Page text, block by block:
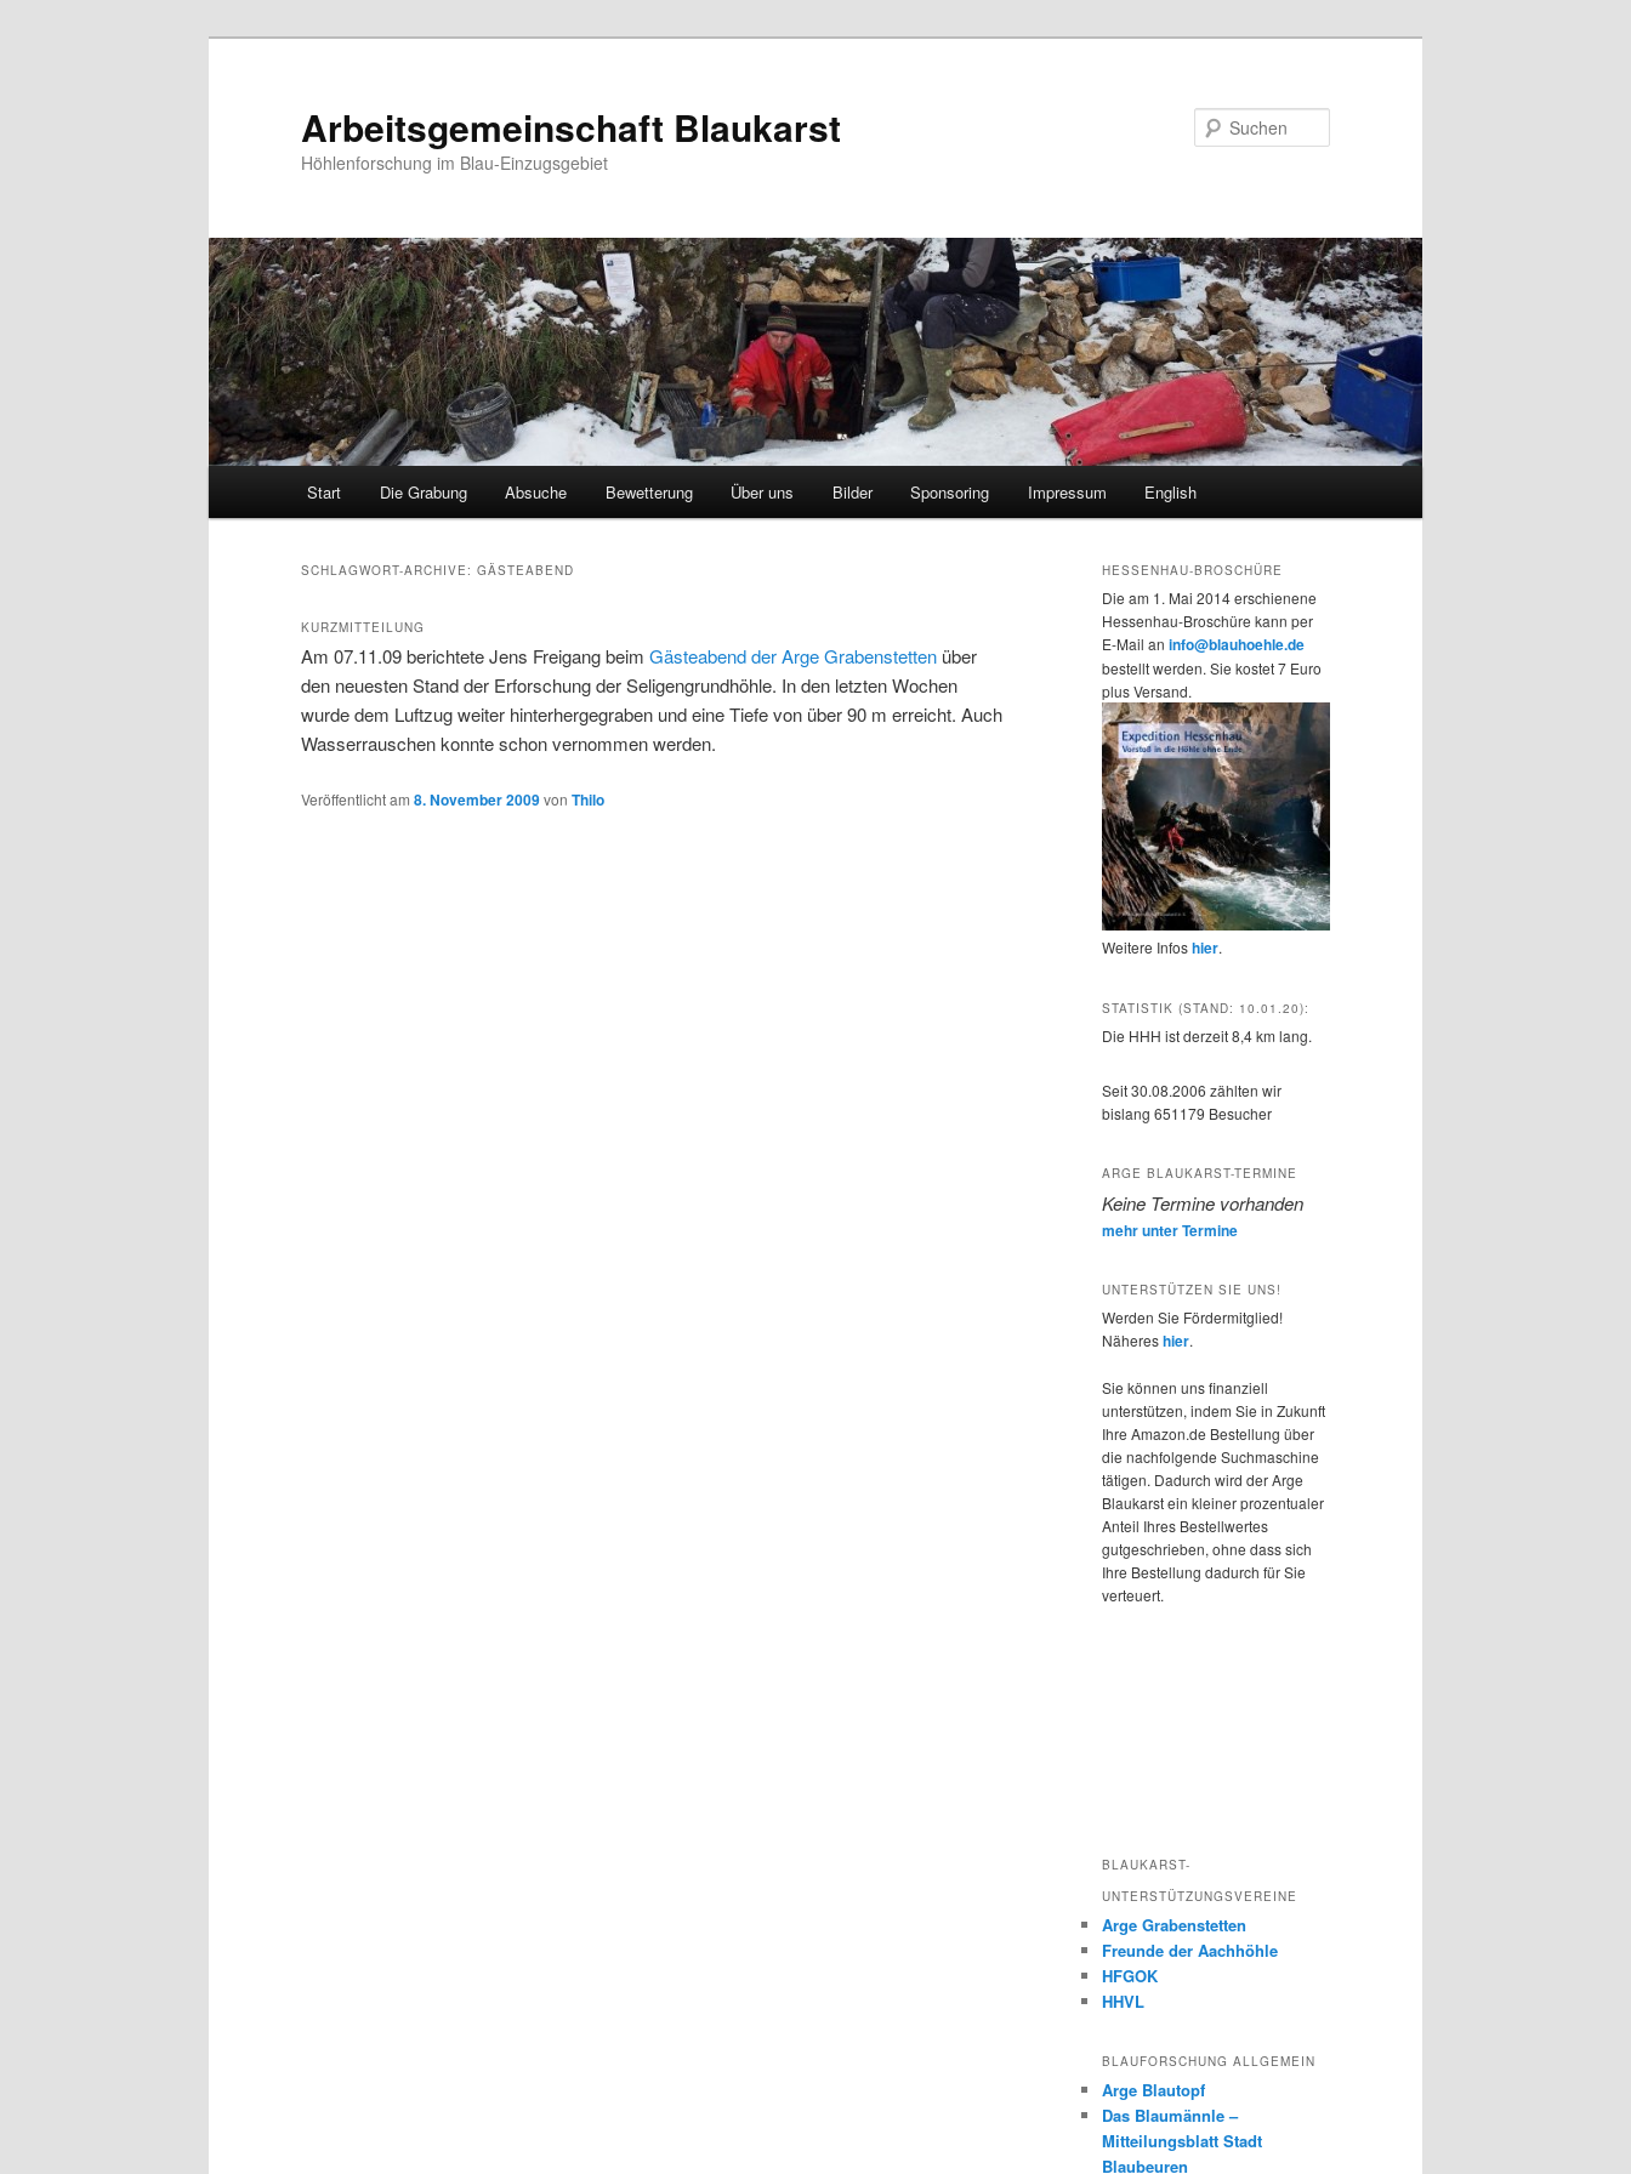
Arbeitsgemeinschaft Blaukarst
Höhlenforschung im Blau-Einzugsgebiet
Zum
Zum
Start Die Grabung Absuche Bewetterung Über uns Bilder Sponsoring Impressum English
SCHLAGWORT-ARCHIVE: GÄSTEABEND
KURZMITTEILUNG
Am 07.11.09 berichtete Jens Freigang beim Gästeabend der Arge Grabenstetten über
den neuesten Stand der Erforschung der Seligengrundhöhle. In den letzten Wochen
wurde dem Luftzug weiter hinterhergegraben und eine Tiefe von über 90 m erreicht. Auch
Wasserrauschen konnte schon vernommen werden.
Veröffentlicht am 8. November 2009von Thilo
HESSENHAU-BROSCHÜRE
Die am 1. Mai 2014 erschienene
Hessenhau-Broschüre kann per
E-Mail an info@blauhoehle.de
bestellt werden. Sie kostet 7 Euro
plus Versand.
Weitere Infoshier.
STATISTIK (STAND: 10.01.20):
Die HHH ist derzeit 8,4 km lang.
Seit 30.08.2006 zählten wir
bislang 651179 Besucher
ARGE BLAUKARST-TERMINE
Keine Termine vorhanden
mehr unter Termine
UNTERSTÜTZEN SIE UNS!
Werden Sie Fördermitglied!
Nähereshier.
Sie können uns finanziell
unterstützen, indem Sie in Zukunft
Ihre Amazon.de Bestellung über
die nachfolgende Suchmaschine
tätigen. Dadurch wird der Arge
Blaukarst ein kleiner prozentualer
Anteil Ihres Bestellwertes
gutgeschrieben, ohne dass sich
Ihre Bestellung dadurch für Sie
verteuert.
BLAUKARST-
UNTERSTÜTZUNGSVEREINE
Arge Grabenstetten
Freunde der Aachhöhle
HFGOK
HHVL
BLAUFORSCHUNG ALLGEMEIN
Arge Blautopf
Das Blaumännle –
Mitteilungsblatt Stadt
Blaubeuren